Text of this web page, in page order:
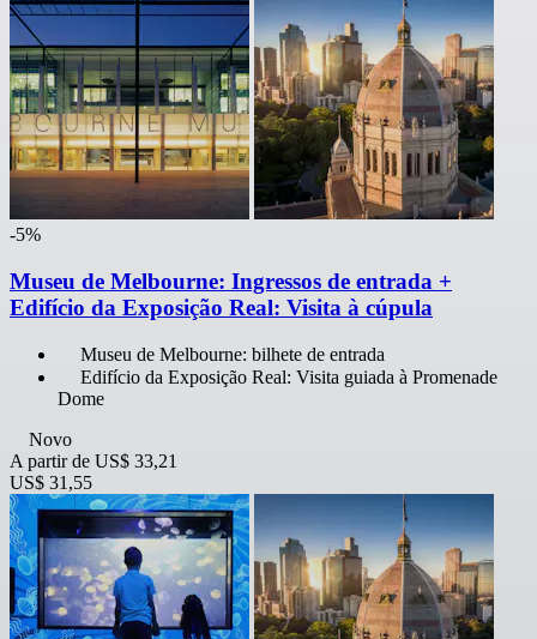
-5%
Museu de Melbourne: Ingressos de entrada +
Edifício da Exposição Real: Visita à cúpula
Museu de Melbourne: bilhete de entrada
Edifício da Exposição Real: Visita guiada à Promenade
Dome
Novo
A partir de US$ 33,21
US$ 31,55